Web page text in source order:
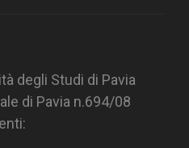
degli Studi di Pavia
di Pavia n.694/08